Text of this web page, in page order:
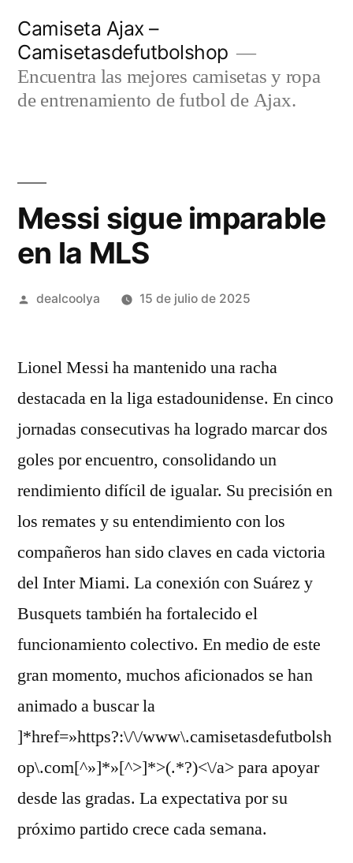
contenido
Camiseta Ajax –
Camisetasdefutbolshop
Encuentra las mejores camisetas y ropa
de entrenamiento de futbol de Ajax.
Messi sigue imparable
en la MLS
Publicado
dealcoolya 15 de julio de 2025
Lionel Messi ha mantenido una racha
destacada en la liga estadounidense. En cinco
jornadas consecutivas ha logrado marcar dos
goles por encuentro, consolidando un
rendimiento difícil de igualar. Su precisión en
los remates y su entendimiento con los
compañeros han sido claves en cada victoria
del Inter Miami. La conexión con Suárez y
Busquets también ha fortalecido el
funcionamiento colectivo. En medio de este
gran momento, muchos aficionados se han
animado a buscar la
]*href=»https?:\/\/www\.camisetasdefutbolsh
op\.com[^»]*»[^>]*>(.*?)<\/a> para apoyar
desde las gradas. La expectativa por su
próximo partido crece cada semana.